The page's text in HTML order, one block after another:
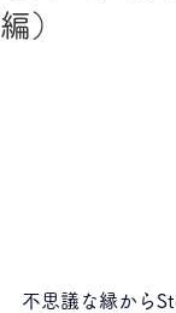
編）
不思議な縁から